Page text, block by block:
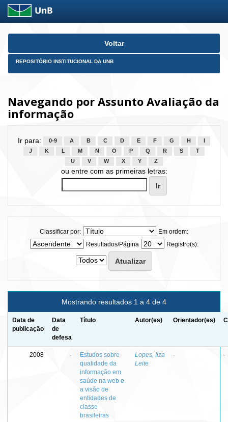
Skip
Voltar
REPOSITÓRIO INSTITUCIONAL DA UNB
Navegando por Assunto Avaliação da
informação
Ir para: 0-9 A B C D E F G H
J
K L M N O P Q R S
T
U
V W X Y Z
ou entre com as primeiras letras:
Classificar por:
Em ordem:
Resultados/Página
Registro(s):
Mostrando resultados 1 a 4 de 4
Data de
publicação
Data
de
defesa
Título Autor(es) Orientador(es)
2008 -
Estudos sobre
qualidade da
informação em
saúde na web e
a visão de
entidades de
classe
brasileiras
Lopes, Ilza
Leite
- -